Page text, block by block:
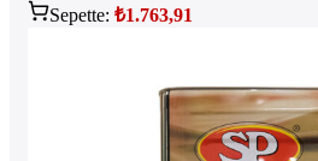
Sepette: ₺1.763,91